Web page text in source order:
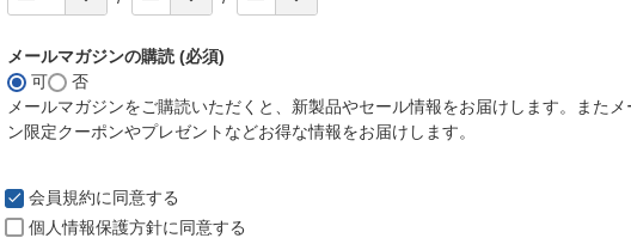
メールマガジンの購読 (必須)
可
否
メールマガジンをご購読いただくと、新製品やセール情報をお届けします。またメ
ン限定クーポンやプレゼントなどお得な情報をお届けします。
会員規約に同意する
個人情報保護方針に同意する